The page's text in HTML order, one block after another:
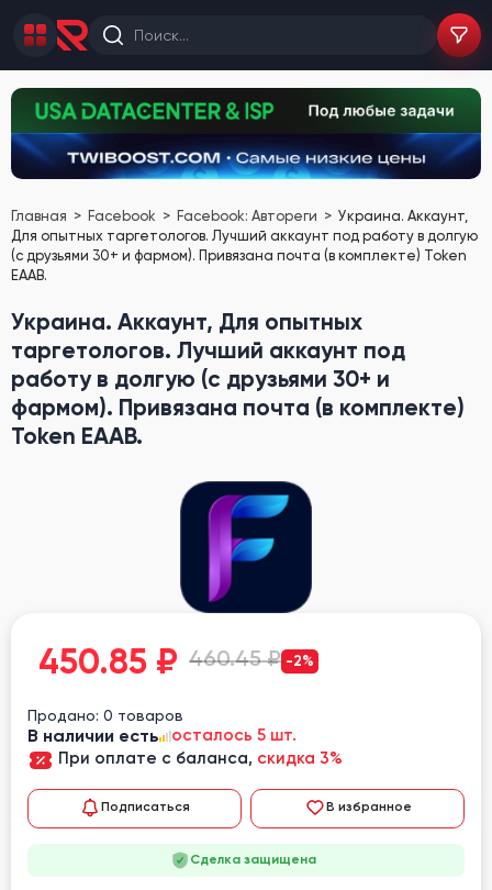
Главная Facebook Facebook: Автореги
Украина. Аккаунт,
Для опытных таргетологов. Лучший аккаунт под работу в долгую
(с друзьями 30+ и фармом). Привязана почта (в комплекте) Token
EAAB.
Украина. Аккаунт, Для опытных
таргетологов. Лучший аккаунт под
работу в долгую (с друзьями 30+ и
фармом). Привязана почта (в комплекте)
Token EAAB.
450.85 ₽ 460.45 ₽ -2%
Продано: 0 товаров
В наличии есть
осталось 5 шт.
При оплате с баланса, скидка 3%
Подписаться В избранное
Сделка защищена